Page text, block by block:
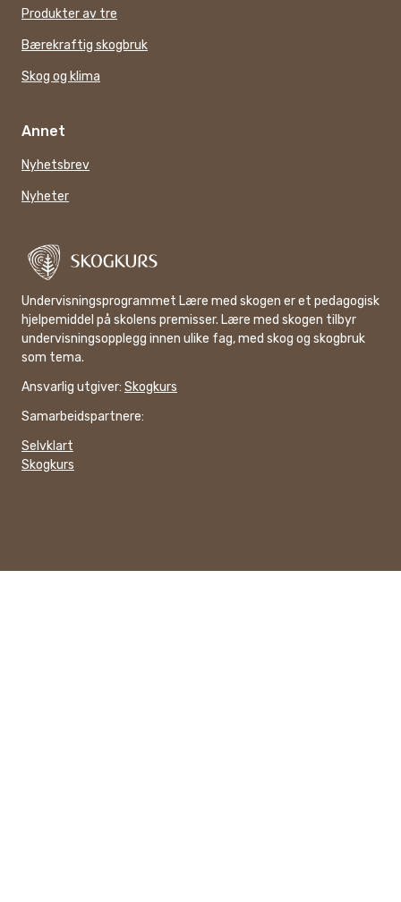
Produkter av tre
Bærekraftig skogbruk
Skog og klima
Annet
Nyhetsbrev
Nyheter
Undervisningsprogrammet Lære med skogen er et pedagogisk
hjelpemiddel på skolens premisser. Lære med skogen tilbyr
undervisningsopplegg innen ulike fag, med skog og skogbruk
som tema.
Ansvarlig utgiver: Skogkurs
Samarbeidspartnere:
Selvklart
Skogkurs